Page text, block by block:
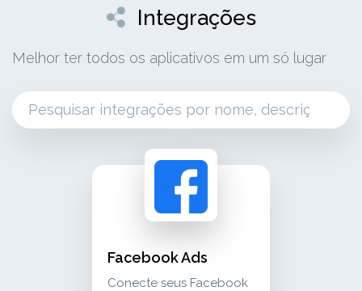
Integrações
Melhor ter todos os aplicativos em um só lugar
facebook ads conecte seus facebook ads
advertising
Facebook Ads
Conecte seus Facebook